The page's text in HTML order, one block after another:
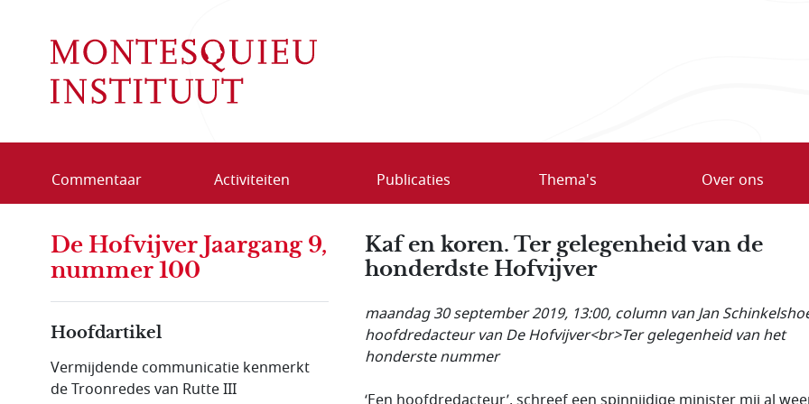
Commentaar Activiteiten Publicaties Thema's Over ons
Kaf en koren. Ter gelegenheid van de
honderdste Hofvijver
maandag 30 september 2019, 13:00, column van Jan
hoofdredacteur van De Hofvijver<br>Ter gelegenheid van het
honderste nummer
De Hofvijver Jaargang 9,
nummer 100
Hoofdartikel
Vermijdende communicatie kenmerkt
de Troonredes van Rutte III